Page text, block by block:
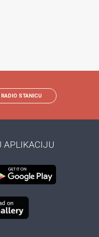
STANICU
APLIKACIJU